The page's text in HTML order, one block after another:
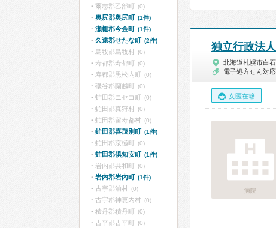
独立行政法
北海道札幌市白
電子処方せん対応
女医在籍
病院
爾志郡乙部町 (0)
奥尻郡奥尻町 (1件)
瀬棚郡今金町 (1件)
久遠郡せたな町 (2件)
島牧郡島牧村 (0)
寿都郡寿都町 (0)
寿都郡黒松内町 (0)
磯谷郡蘭越町 (0)
虻田郡ニセコ町 (0)
虻田郡真狩村 (0)
虻田郡留寿都村 (0)
虻田郡喜茂別町 (1件)
虻田郡京極町 (0)
虻田郡倶知安町 (1件)
岩内郡共和町 (0)
岩内郡岩内町 (1件)
古宇郡泊村 (0)
古宇郡神恵内村 (0)
積丹郡積丹町 (0)
古平郡古平町 (0)